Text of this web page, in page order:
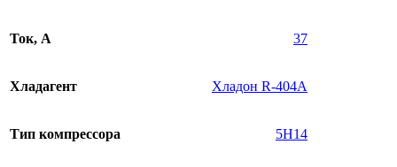
Ток, А 37
Хладагент Хладон R-404A
Тип компрессора 5H14